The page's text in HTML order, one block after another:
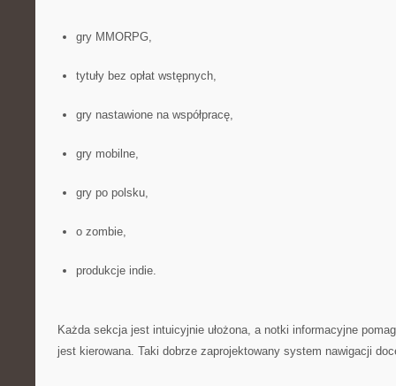
gry MMORPG,
tytuły bez opłat wstępnych,
gry nastawione na współpracę,
gry mobilne,
gry po polsku,
o zombie,
produkcje indie.
Każda sekcja jest intuicyjnie ułożona, a notki informacyjne
jest kierowana. Taki dobrze zaprojektowany system nawigacji